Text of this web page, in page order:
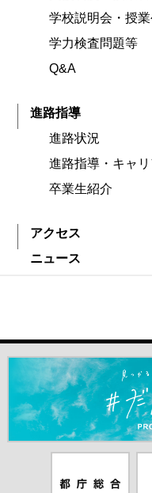
学校説明会・授
学力検査問題等
Q&A
進路指導
進路状況
進路指導・キャ
卒業生紹介
アクセス
ニュース
＃だから都立高（別ウ
ムページ（別